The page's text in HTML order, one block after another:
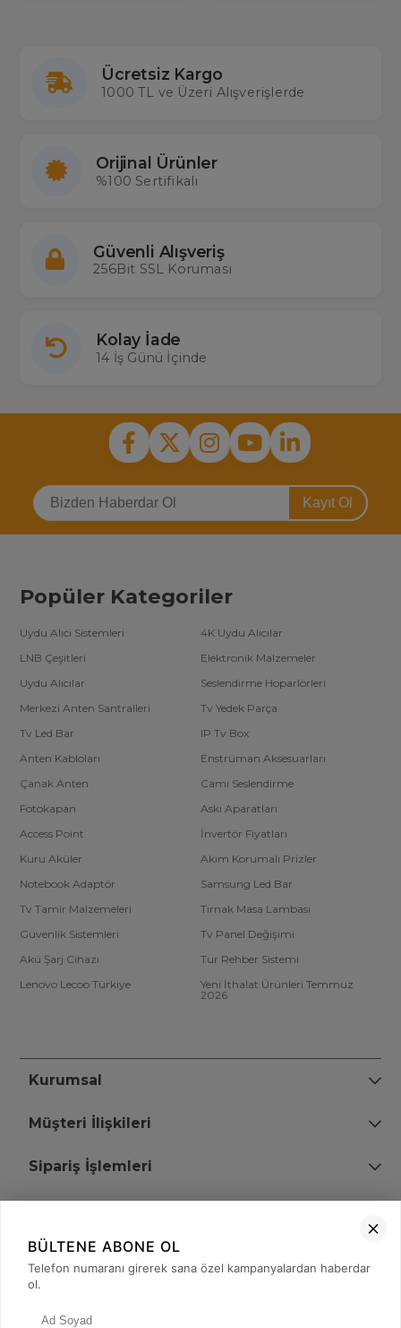
Ücretsiz Kargo
1000 TL ve Üzeri Alışverişlerde
Orijinal Ürünler
%100 Sertifikalı
Güvenli Alışveriş
256Bit SSL Koruması
Kolay İade
14 İş Günü İçinde
Kayıt Ol
Popüler Kategoriler
Uydu Alıcı Sistemleri
4K Uydu Alıcılar
LNB Çeşitleri
Elektronik Malzemeler
Uydu Alıcılar
Seslendirme Hoparlörleri
Merkezi Anten Santralleri
Tv Yedek Parça
Tv Led Bar
IP Tv Box
Anten Kabloları
Enstrüman Aksesuarları
Çanak Anten
Cami Seslendirme
Fotokapan
Askı Aparatları
Access Point
İnvertör Fiyatları
Kuru Aküler
Akım Korumalı Prizler
Notebook Adaptör
Samsung Led Bar
Tv Tamir Malzemeleri
Tırnak Masa Lambası
Güvenlik Sistemleri
Tv Panel Değişimi
Akü Şarj Cihazı
Tur Rehber Sistemi
Lenovo Lecoo Türkiye
Yeni İthalat Ürünleri Temmuz
2026
Kurumsal
Müşteri İlişkileri
Sipariş İşlemleri
+90 (850) 473 08 08
BÜLTENE ABONE OL
Telefon numaranı girerek sana özel kampanyalardan haberdar
ol.